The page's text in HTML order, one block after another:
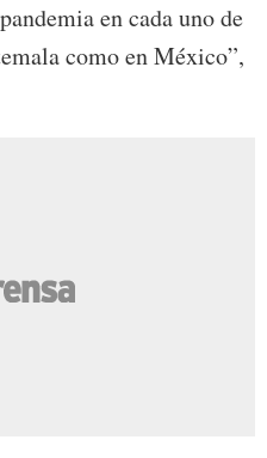
en cada uno de
como en México”,